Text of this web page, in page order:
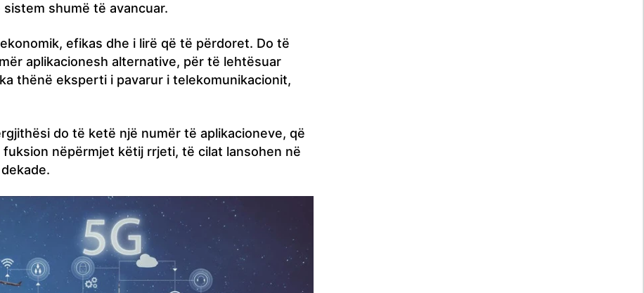
shumë të avancuar.
efikas dhe i lirë që të përdoret. Do të
aplikacionesh alternative, për të lehtësuar
thënë eksperti i pavarur i telekomunikacionit,
do të ketë një numër të aplikacioneve, që
nëpërmjet këtij rrjeti, të cilat lansohen në